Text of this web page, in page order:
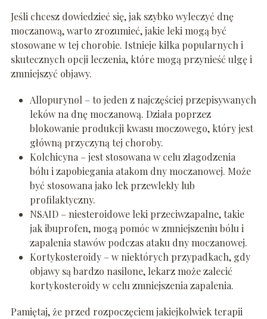
Jeśli chcesz dowiedzieć się, jak szybko wyleczyć dnę
moczanową, warto zrozumieć, jakie leki mogą być
stosowane w tej chorobie. Istnieje kilka popularnych i
skutecznych opcji leczenia, które mogą przynieść ulgę i
zmniejszyć objawy.
Allopurynol – to jeden z najczęściej przepisywanych
leków na dnę moczanową. Działa poprzez
blokowanie produkcji kwasu moczowego, który jest
główną przyczyną tej choroby.
Kolchicyna – jest stosowana w celu złagodzenia
bólu i zapobiegania atakom dny moczanowej. Może
być stosowana jako lek przewlekły lub
profilaktyczny.
NSAID – niesteroidowe leki przeciwzapalne, takie
jak ibuprofen, mogą pomóc w zmniejszeniu bólu i
zapalenia stawów podczas ataku dny moczanowej.
Kortykosteroidy – w niektórych przypadkach, gdy
objawy są bardzo nasilone, lekarz może zalecić
kortykosteroidy w celu zmniejszenia zapalenia.
Pamiętaj, że przed rozpoczęciem jakiejkolwiek terapii